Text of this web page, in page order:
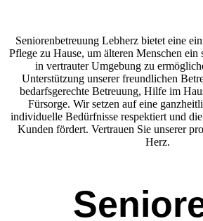
Seniorenbetreuung Lebherz bietet eine
Pflege zu Hause, um älteren Menschen ein
in vertrauter Umgebung zu
Unterstützung unserer freundlichen
bedarfsgerechte Betreuung, Hilfe im
Fürsorge. Wir setzen auf eine
individuelle Bedürfnisse respektiert und
Kunden fördert. Vertrauen Sie unserer
Herz.